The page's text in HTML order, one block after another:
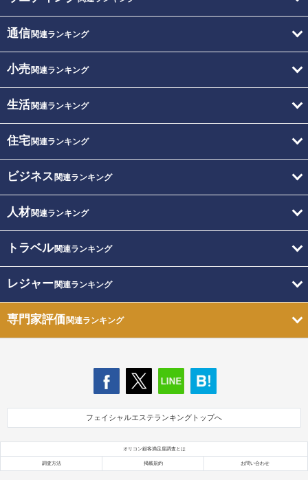
通信関連ランキング
小売関連ランキング
生活関連ランキング
住宅関連ランキング
ビジネス 関連ランキング
人材関連ランキング
トラベル関連ランキング
レジャー関連ランキング
専門家評価関連ランキング
フェイシャルエステランキングトップへ
オリコン顧客満足度調査とは
調査方法 掲載規約 お問い合わせ